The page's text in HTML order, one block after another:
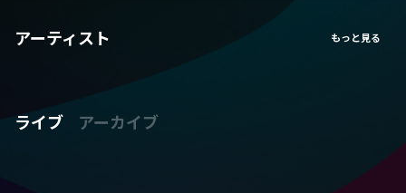
アーティスト
ライブ アーカイブ